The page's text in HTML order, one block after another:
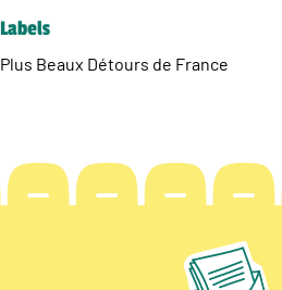
Labels
Plus Beaux Détours de France